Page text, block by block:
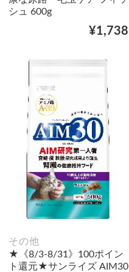
シュ 600g
¥1,738
その他
★《8/3-8/31》100ポイン
ト還元★サンライズ AIM30